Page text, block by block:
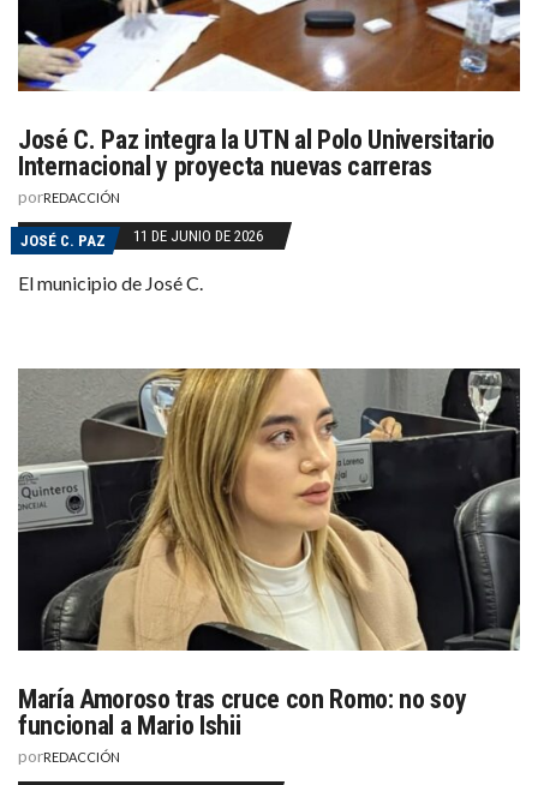
José C. Paz integra la UTN al Polo Universitario
Internacional y proyecta nuevas carreras
porREDACCIÓN
JOSÉ C. PAZ 11 DE JUNIO DE 2026
El municipio de José C.
María Amoroso tras cruce con Romo: no soy
funcional a Mario Ishii
porREDACCIÓN